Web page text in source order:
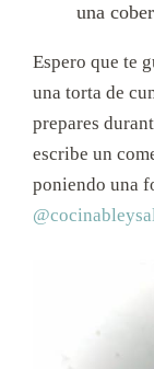
una
Espero que te
una torta de
prepares
escribe un
poniendo una